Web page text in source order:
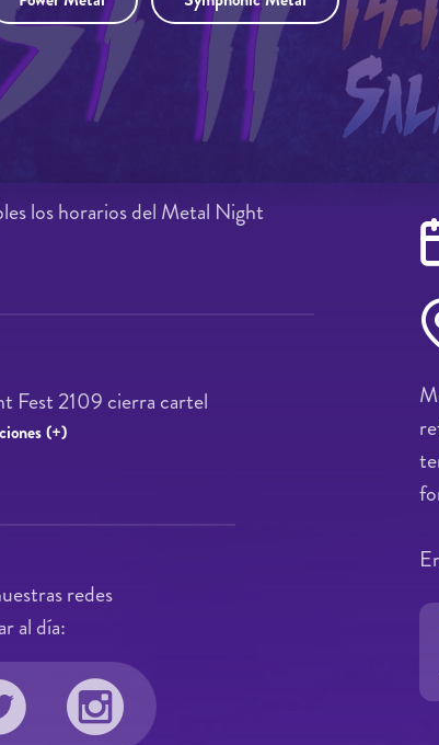
los horarios del Metal Night
Fest 2109 cierra cartel
(+)
redes
al día: